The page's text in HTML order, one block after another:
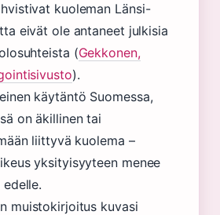
kuoleman Länsi-
eivät ole antaneet julkisia
(Gekkonen,
).
käytäntö Suomessa,
on äkillinen tai
liittyvä kuolema –
yksityisyyteen menee
muistokirjoitus kuvasi